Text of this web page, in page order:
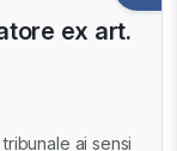
ex art.
ai sensi